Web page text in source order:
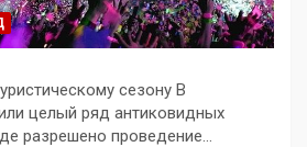
сезону В
целый ряд антиковидных
разрешено проведение…